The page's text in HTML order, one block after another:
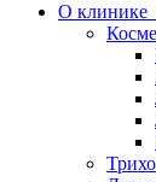
О клинике